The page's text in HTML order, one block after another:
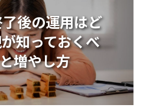
後の運用はど
知っておくべ
増やし方